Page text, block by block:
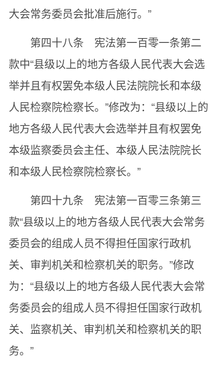
大会常务委员会批准后施行。”
第四十八条 宪法第一百零一条第二
款中“县级以上的地方各级人民代表大会选
举并且有权罢免本级人民法院院长和本级
人民检察院检察长。”修改为：“县级以上的
地方各级人民代表大会选举并且有权罢免
本级监察委员会主任、本级人民法院院长
和本级人民检察院检察长。”
第四十九条 宪法第一百零三条第三
款“县级以上的地方各级人民代表大会常务
委员会的组成人员不得担任国家行政机
关、审判机关和检察机关的职务。”修改
为：“县级以上的地方各级人民代表大会常
务委员会的组成人员不得担任国家行政机
关、监察机关、审判机关和检察机关的职
务。”